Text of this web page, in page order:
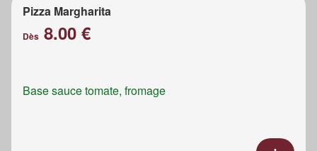
Pizza Margharita
Dès 8.00 €
Base sauce tomate, fromage